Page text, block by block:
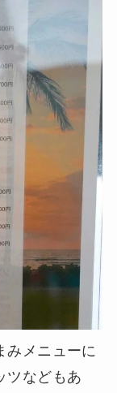
みメニューに
ツなどもあ